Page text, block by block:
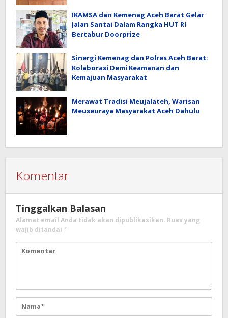
IKAMSA dan Kemenag Aceh Barat Gelar
Jalan Santai Dalam Rangka HUT RI
Bertabur Doorprize
Sinergi Kemenag dan Polres Aceh Barat:
Kolaborasi Demi Keamanan dan
Kemajuan Masyarakat
Merawat Tradisi Meujalateh, Warisan
Meuseuraya Masyarakat Aceh Dahulu
Komentar
Tinggalkan Balasan
Alamat email Anda tidak akan dipublikasikan. Ruas yang
wajib ditandai *